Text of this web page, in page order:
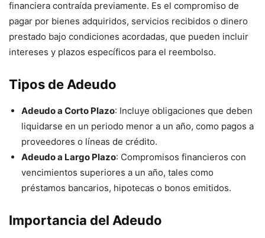
financiera contraída previamente. Es el compromiso de
pagar por bienes adquiridos, servicios recibidos o dinero
prestado bajo condiciones acordadas, que pueden incluir
intereses y plazos específicos para el reembolso.
Tipos de Adeudo
Adeudo a Corto Plazo: Incluye obligaciones que deben
liquidarse en un periodo menor a un año, como pagos a
proveedores o líneas de crédito.
Adeudo a Largo Plazo: Compromisos financieros con
vencimientos superiores a un año, tales como
préstamos bancarios, hipotecas o bonos emitidos.
Importancia del Adeudo